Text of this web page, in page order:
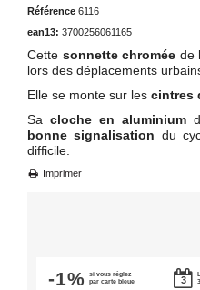
Référence 6116
ean13: 3700256061165
Cette sonnette chromée de
lors des déplacements
Elle se monte sur les cintres
Sa cloche en aluminium
bonne signalisation du
difficile.
Imprimer
-1%
si vous réglez
par carte bleue